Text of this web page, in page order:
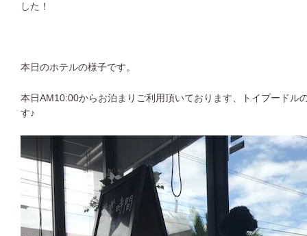
した！
本日のホテルの様子です。
本日AM10:00からお泊まりご利用頂いております、トイプードル
す♪